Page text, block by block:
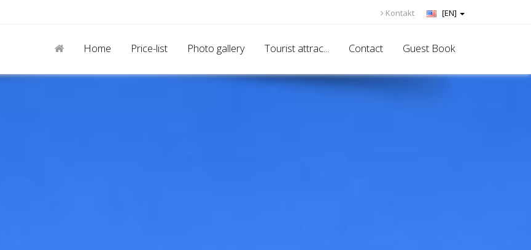
[EN]
Kontakt
Home Price-list Photo gallery Tourist attrac... Contact Guest Book